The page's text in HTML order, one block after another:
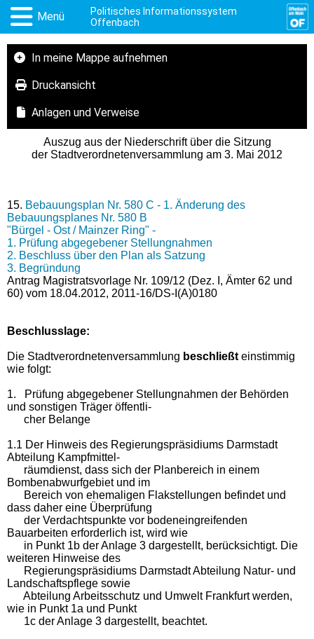
Menü
Politisches Informationssystem
Offenbach
In meine Mappe aufnehmen
Druckansicht
Anlagen und Verweise
Auszug aus der Niederschrift über die Sitzung
der Stadtverordnetenversammlung am 3. Mai 2012
15. Bebauungsplan Nr. 580 C - 1. Änderung des
Bebauungsplanes Nr. 580 B
"Bürgel - Ost / Mainzer Ring" -
1. Prüfung abgegebener Stellungnahmen
2. Beschluss über den Plan als Satzung
3. Begründung
Antrag Magistratsvorlage Nr. 109/12 (Dez. I, Ämter 62 und
60) vom 18.04.2012, 2011-16/DS-I(A)0180
Beschlusslage:
Die Stadtverordnetenversammlung beschließt einstimmig
wie folgt:
1. Prüfung abgegebener Stellungnahmen der Behörden
und sonstigen Träger öffentli-
cher Belange
1.1 Der Hinweis des Regierungspräsidiums Darmstadt
Abteilung Kampfmittel-
räumdienst, dass sich der Planbereich in einem
Bombenabwurfgebiet und im
Bereich von ehemaligen Flakstellungen befindet und
dass daher eine Überprüfung
der Verdachtspunkte vor bodeneingreifenden
Bauarbeiten erforderlich ist, wird wie
in Punkt 1b der Anlage 3 dargestellt, berücksichtigt. Die
weiteren Hinweise des
Regierungspräsidiums Darmstadt Abteilung Natur- und
Landschaftspflege sowie
Abteilung Arbeitsschutz und Umwelt Frankfurt werden,
wie in Punkt 1a und Punkt
1c der Anlage 3 dargestellt, beachtet.